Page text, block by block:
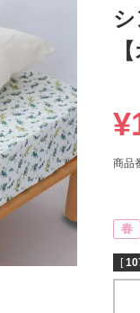
¥
商品
春
[